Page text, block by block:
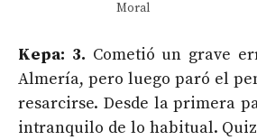
Moral
Kepa: 3. Cometió un grave
Almería, pero luego paró el
resarcirse. Desde la primera
intranquilo de lo habitual.